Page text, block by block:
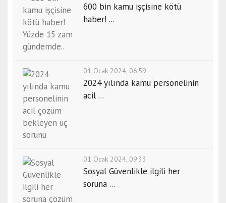
600 bin kamu işçisine kötü
haber! ...
01 Ocak 2024, 06:59
2024 yılında kamu personelinin
acil ...
01 Ocak 2024, 09:33
Sosyal Güvenlikle ilgili her
soruna ...